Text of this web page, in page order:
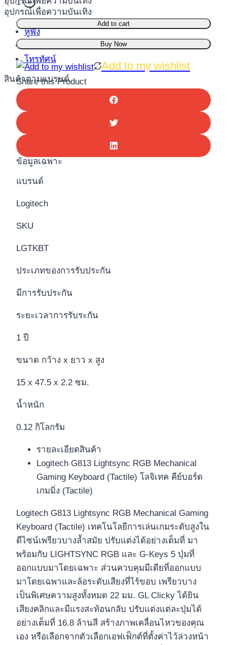
อุปกรณ์เพื่อความบันเทิง
หูฟัง
โทรทัศน์
สินค้าตามแบรนด์
+
Add to cart
Buy Now
Add to my wishlist
Share this Product
ข้อมูลเฉพาะ
แบรนด์
Logitech
SKU
LGTKBT
ประเภทของการรับประกัน
มีการรับประกัน
ระยะเวลาการรับระกัน
1 ปี
ขนาด กว้าง x ยาว x สูง
15 x 47.5 x 2.2 ซม.
น้ำหนัก
0.12 กิโลกรัม
รายละเอียดสินค้า
Logitech G813 Lightsync RGB Mechanical
Gaming Keyboard (Tactile) โลจิเทค คีย์บอร์ด
เกมมิ่ง (Tactile)
Logitech G813 Lightsync RGB Mechanical Gaming
Keyboard (Tactile) เทคโนโลยีการเล่นเกมระดับสูงใน
ดีไซน์เพรียวบางล้ำสมัย ปรับแต่งได้อย่างเต็มที่ มา
พร้อมกับ LIGHTSYNC RGB และ G-Keys 5 ปุ่มที่
ออกแบบมาโดยเฉพาะ ส่วนควบคุมมีเดียที่ออกแบบ
มาโดยเฉพาและล้อระดับเสียงที่ไร้ขอบ เพรียวบาง
เป็นพิเศษความสูงทั้งหมด 22 มม. GL Clicky ได้ยิน
เสียงคลิกและมีแรงสะท้อนกลับ ปรับแต่งแต่ละปุ่มได้
อย่างเต็มที่ 16.8 ล้านสี สร้างภาพเคลื่อนไหวของคุณ
เอง หรือเลือกจากตัวเลือกเอฟเฟ็กต์ที่ตั้งค่าไว้ล่วงหน้า